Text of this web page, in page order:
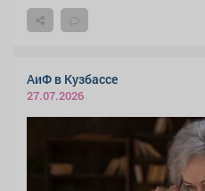
АиФ в Кузбассе
27.07.2026